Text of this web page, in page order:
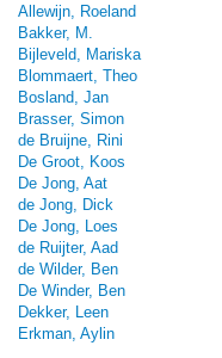
Allewijn, Roeland
Bakker, M.
Bijleveld, Mariska
Blommaert, Theo
Bosland, Jan
Brasser, Simon
de Bruijne, Rini
De Groot, Koos
De Jong, Aat
de Jong, Dick
De Jong, Loes
de Ruijter, Aad
de Wilder, Ben
De Winder, Ben
Dekker, Leen
Erkman, Aylin